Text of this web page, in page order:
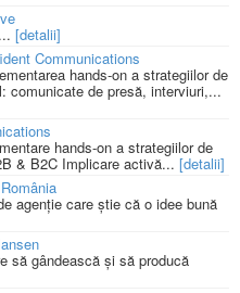
[detalii]
Communications
hands-on a strategiilor de
comunicate de presă, interviuri,...
hands-on a strategiilor de
& B2C Implicare activă... [detalii]
agenție care știe că o idee bună
să gândească și să producă